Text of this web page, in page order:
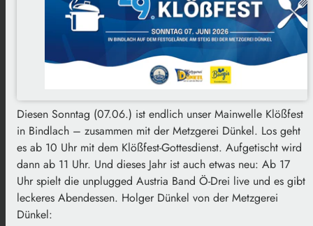
Diesen Sonntag (07.06.) ist endlich unser Mainwelle Klößfest
in Bindlach – zusammen mit der Metzgerei Dünkel. Los geht
es ab 10 Uhr mit dem Klößfest-Gottesdienst. Aufgetischt wird
dann ab 11 Uhr. Und dieses Jahr ist auch etwas neu: Ab 17
Uhr spielt die unplugged Austria Band Ö-Drei live und es gibt
leckeres Abendessen. Holger Dünkel von der Metzgerei
Dünkel: